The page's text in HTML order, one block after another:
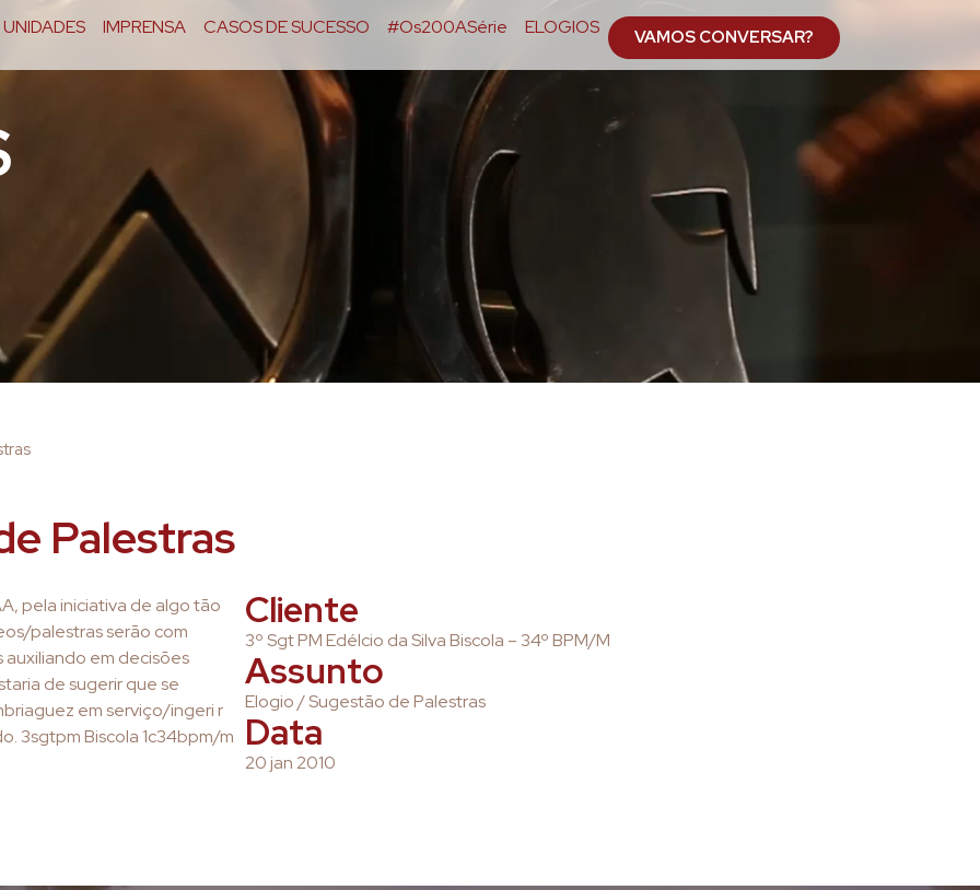
UNIDADES IMPRENSA CASOS DE SUCESSO #Os200ASérie ELOGIOS VAMOS CONVERSAR?
Palestras
pela iniciativa de algo tão
palestras serão com
em decisões
de sugerir que se
em serviço/ingeri r
3sgtpm Biscola 1c34bpm/m
Cliente
3º Sgt PM Edélcio da Silva Biscola – 34º BPM/M
Assunto
Elogio / Sugestão de Palestras
Data
20 jan 2010